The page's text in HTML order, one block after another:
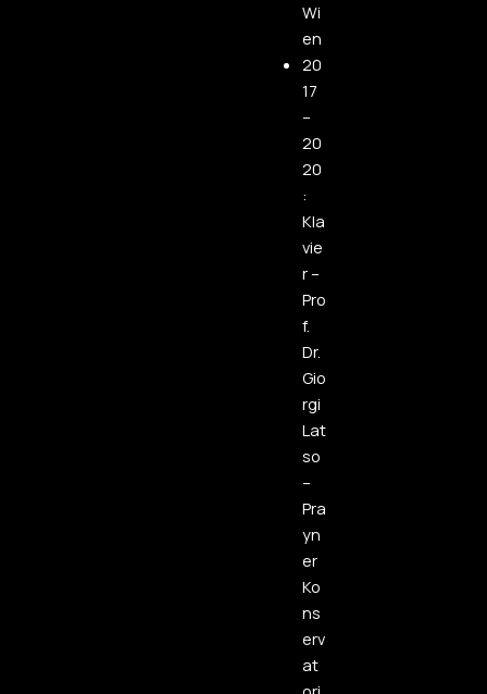
Wi
en
20
17
–
20
20
:
Kla
vie
r –
Pro
f.
Dr.
Gio
rgi
Lat
so
–
Pra
yn
er
Ko
ns
erv
at